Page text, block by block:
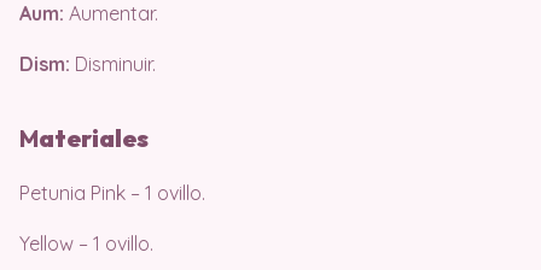
Aum: Aumentar.
Dism: Disminuir.
Materiales
Petunia Pink – 1 ovillo.
Yellow – 1 ovillo.